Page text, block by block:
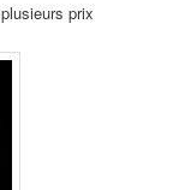
prix